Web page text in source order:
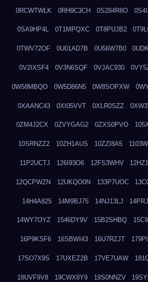
0RCWTWLK 0RH9C3CH 0S284R8O
0SA9HP4L 0T1MPQXC 0T8PUJB2
0TWV72OF 0U01AD7B 0U56W7B0
0V2IXSF4 0V3N6SQF 0VJAC930
0W58MBQO 0W5D86N5 0W8SOPXW
0XAANC43 0XI05VVT 0XLR0SZZ
0ZM4J2CX 0ZVYGAG2 0ZXS0PVO
10SRNZZ2 10ZH1AUS 10ZZI8A5
11P2UCTJ 126I93O6 12FS3WHV
12QCPWZN 12UKQO0N 133P7UOC
14H4A825 14M9BJ75 14NJ13LJ
14WY7OYZ 1546DY9V 15B2SHBQ
16P9KSF6 16SBWI43 16U7RZJT
17SO7X9S 17UXEZ2B 17VE7UAW
18UVF9V8 19CWX8Y9 19S0NNZV